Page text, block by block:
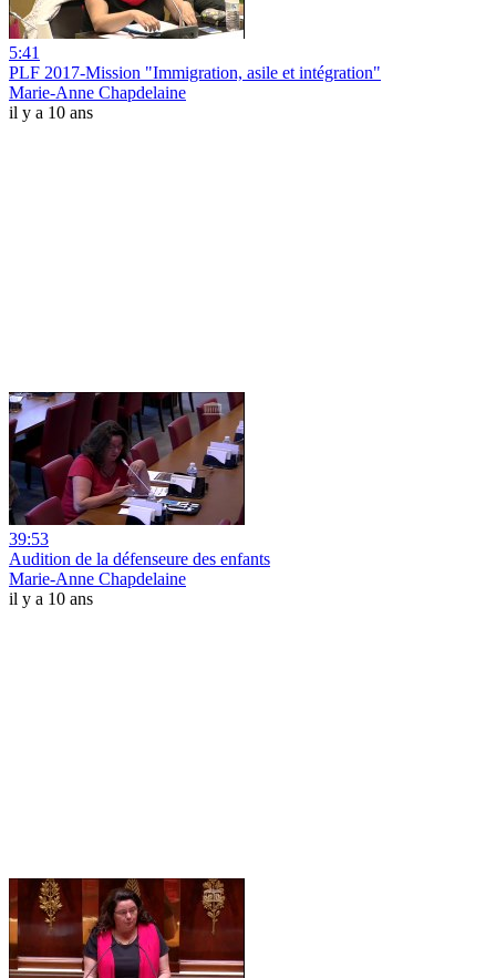
5:41
PLF 2017-Mission "Immigration, asile et intégration"
Marie-Anne Chapdelaine
il y a 10 ans
39:53
Audition de la défenseure des enfants
Marie-Anne Chapdelaine
il y a 10 ans